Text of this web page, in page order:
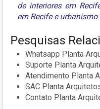
de interiores em
em Recifeeurbanismo
Pesquisas
Whatsapp Planta
Suporte Planta
Atendimento Planta
SAC Planta
Contato Planta